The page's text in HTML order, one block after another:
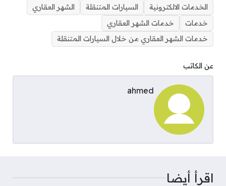
الخدمات الالكترونية
السيارات المتنقلة
الشهر العقاري
خدمات
خدمات الشهر العقاري
خدمات الشهر العقاري من خلال السيارات المتنقلة
عن الكاتب
ahmed
اقرأ أيضا